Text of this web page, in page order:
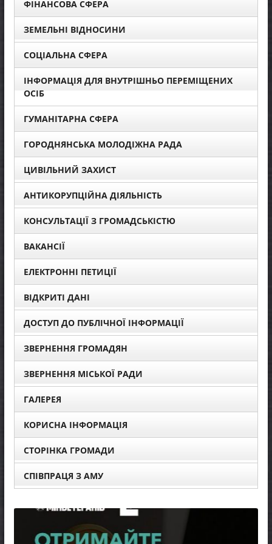
ФІНАНСОВА СФЕРА
ЗЕМЕЛЬНІ ВІДНОСИНИ
СОЦІАЛЬНА СФЕРА
ІНФОРМАЦІЯ ДЛЯ ВНУТРІШНЬО ПЕРЕМІЩЕНИХ
ОСІБ
ГУМАНІТАРНА СФЕРА
ГОРОДНЯНСЬКА МОЛОДІЖНА РАДА
ЦИВІЛЬНИЙ ЗАХИСТ
АНТИКОРУПЦІЙНА ДІЯЛЬНІСТЬ
КОНСУЛЬТАЦІЇ З ГРОМАДСЬКІСТЮ
ВАКАНСІЇ
ЕЛЕКТРОННІ ПЕТИЦІЇ
ВІДКРИТІ ДАНІ
ДОСТУП ДО ПУБЛІЧНОЇ ІНФОРМАЦІЇ
ЗВЕРНЕННЯ ГРОМАДЯН
ЗВЕРНЕННЯ МІСЬКОЇ РАДИ
ГАЛЕРЕЯ
КОРИСНА ІНФОРМАЦІЯ
СТОРІНКА ГРОМАДИ
СПІВПРАЦЯ З АМУ